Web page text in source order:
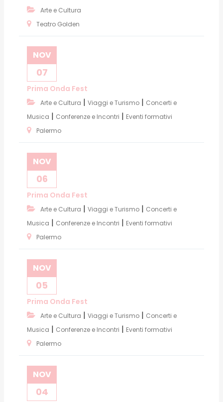
Arte e Cultura
Teatro Golden
NOV
07
Prima Onda Fest
Arte e Cultura | Viaggi e Turismo | Concerti e
Musica | Conferenze e Incontri | Eventi formativi
Palermo
NOV
06
Prima Onda Fest
Arte e Cultura | Viaggi e Turismo | Concerti e
Musica | Conferenze e Incontri | Eventi formativi
Palermo
NOV
05
Prima Onda Fest
Arte e Cultura | Viaggi e Turismo | Concerti e
Musica | Conferenze e Incontri | Eventi formativi
Palermo
NOV
04